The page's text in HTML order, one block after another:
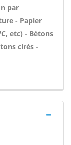
par
- Papier
etc) - Bétons
cirés -